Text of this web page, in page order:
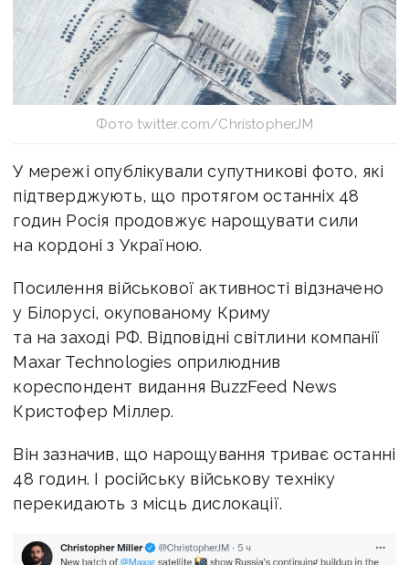
Фото twitter.com/ChristopherJM
У мережі опублікували супутникові фото, які
підтверджують, що протягом останніх 48
годин Росія продовжує нарощувати сили
на кордоні з Україною.
Посилення військової активності відзначено
у Білорусі, окупованому Криму
та на заході РФ. Відповідні світлини компанії
Maxar Technologies оприлюднив
кореспондент видання BuzzFeed News
Кристофер Міллер.
Він зазначив, що нарощування триває останні
48 годин. І російську військову техніку
перекидають з місць дислокації.